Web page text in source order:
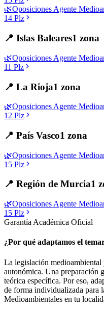
🌿Oposiciones Agente
14 Plz
📍 Islas Baleares1 zona
🌿Oposiciones Agente
11 Plz
📍 La Rioja1 zona
🌿Oposiciones Agente
12 Plz
📍 País Vasco1 zona
🌿Oposiciones Agente
15 Plz
📍 Región de Murcia1
🌿Oposiciones Agente
15 Plz
Garantía Académica Oficial
¿Por qué adaptamos el
La legislación medioambiental
autonómica. Una preparación
teórica específica. Por eso,
de forma individualizada para
Medioambientales en tu